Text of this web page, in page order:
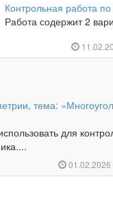
Контрольная работа
Работа содержит 2
тема:
для
01.02.2026